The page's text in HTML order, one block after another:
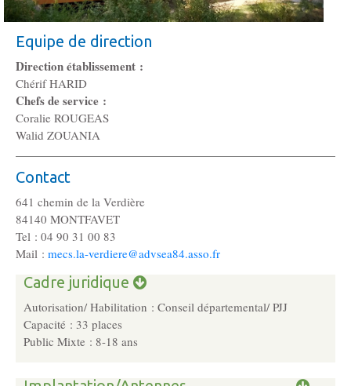
Conseil d’administration
Le siège
Son équipe
Ses locaux
Son histoire
Ses missions, son objet
Rapports d’activité
Equipe de direction
Direction établissement :
Chérif HARID
Chefs de service :
Coralie ROUGEAS
Walid ZOUANIA
Contact
641 chemin de la Verdière
84140 MONTFAVET
Tel : 04 90 31 00 83
Mail : mecs.la-verdiere@advsea84.asso.fr
Cadre juridique
Autorisation/ Habilitation : Conseil départemental/ PJJ
Capacité : 33 places
Public Mixte : 8-18 ans